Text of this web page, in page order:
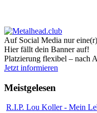
Auf Social Media nur
Hier fällt dein Banner auf!
Platzierung flexibel – nach
Jetzt informieren
Meistgelesen
R.I.P. Lou Koller - Mein